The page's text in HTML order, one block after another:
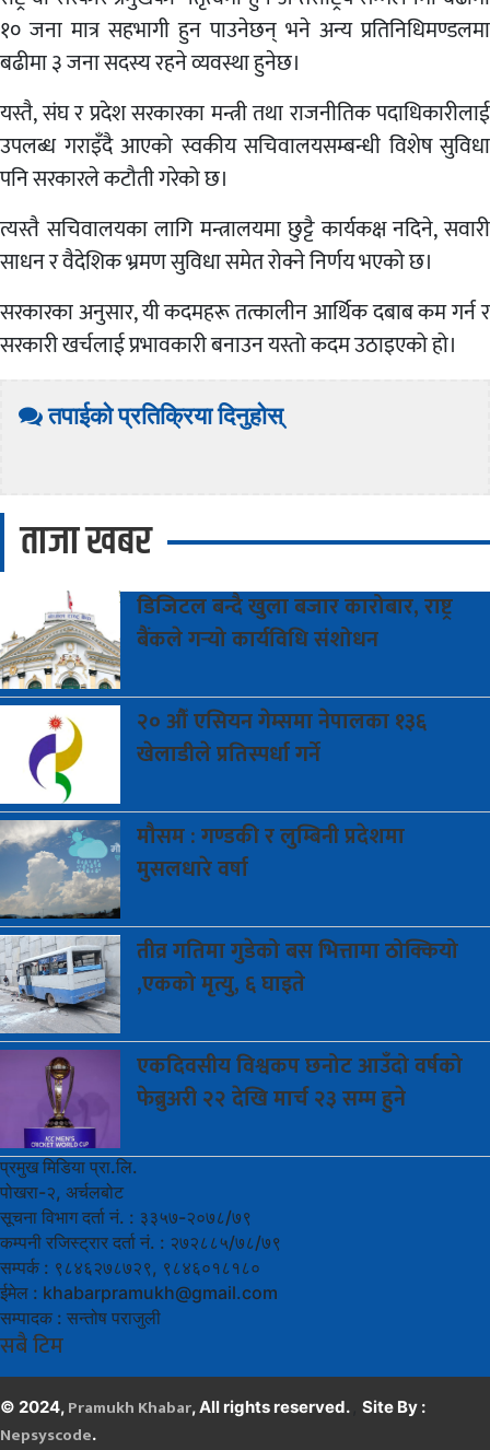
१० जना मात्र सहभागी हुन पाउनेछन् भने अन्य प्रतिनिधिमण्डलमा
बढीमा ३ जना सदस्य रहने व्यवस्था हुनेछ।
यस्तै, संघ र प्रदेश सरकारका मन्त्री तथा राजनीतिक पदाधिकारीलाई
उपलब्ध गराइँदै आएको स्वकीय सचिवालयसम्बन्धी विशेष सुविधा
पनि सरकारले कटौती गरेको छ।
त्यस्तै सचिवालयका लागि मन्त्रालयमा छुट्टै कार्यकक्ष नदिने, सवारी
साधन र वैदेशिक भ्रमण सुविधा समेत रोक्ने निर्णय भएको छ।
सरकारका अनुसार, यी कदमहरू तत्कालीन आर्थिक दबाब कम गर्न र
सरकारी खर्चलाई प्रभावकारी बनाउन यस्तो कदम उठाइएको हो।
तपाईको प्रतिक्रिया दिनुहोस्
ताजा खबर
डिजिटलबन्दै खुला बजार कारोबार, राष्ट्र
बैंकले गर्‍यो कार्यविधि संशोधन
२०औँ एसियन गेम्समा नेपालका १३६
खेलाडीले प्रतिस्पर्धा गर्ने
मौसम: गण्डकी र लुम्बिनी प्रदेशमा
मुसलधारे वर्षा
तीव्रगतिमा गुडेको बस भित्तामा ठोक्कियो
,एकको मृत्यु, ६ घाइते
एकदिवसीयविश्वकप छनोट आउँदो वर्षको
फेब्रुअरी २२ देखि मार्च २३ सम्म हुने
प्रमुख मिडिया प्रा.लि.
पोखरा-२, अर्चलबोट
सूचना विभाग दर्ता नं. : ३३५७-२०७८/७९
कम्पनी रजिस्ट्रार दर्ता नं. : २७२८८५/७८/७९
सम्पर्क : ९८४६२७८७२९, ९८४६०१८१८०
ईमेल : khabarpramukh@gmail.com
सम्पादक : सन्तोष पराजुली
सबै टिम
© 2024, Pramukh Khabar, All rights reserved. Site By :
Nepsyscode.